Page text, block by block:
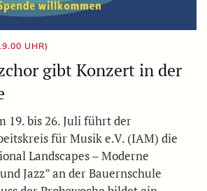
UHR)
gibt Konzert in der
19. bis 26. Juli führt der
für Musik e.V. (IAM) die
Landscapes – Moderne
Jazz” an der Bauernschule